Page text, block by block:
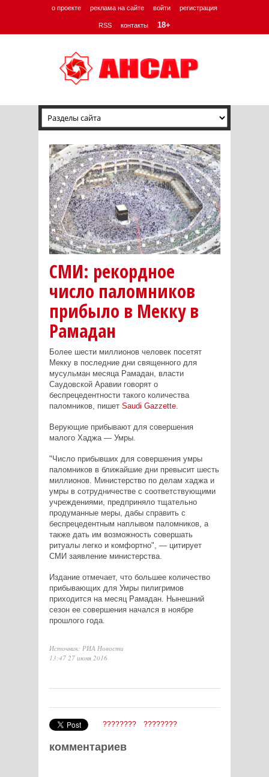
о проекте реклама на сайте войти регистрация
RSS контакты 18+
СМИ: рекордное
число паломников
прибыло в Мекку в
Рамадан
Более шести миллионов человек посетят
Мекку в последние дни священного для
мусульман месяца Рамадан, власти
Саудовской Аравии говорят о
беспрецедентности такого количества
паломников, пишет Saudi Gazzette.
Верующие прибывают для совершения
малого Хаджа — Умры.
"Число прибывших для совершения умры
паломников в ближайшие дни превысит шесть
миллионов. Министерство по делам хаджа и
умры в сотрудничестве с соответствующими
учреждениями, предприняло тщательно
продуманные меры, дабы справить с
беспрецедентным наплывом паломников, а
также дать им возможность совершать
ритуалы легко и комфортно", — цитирует
СМИ заявление министерства.
Издание отмечает, что большее количество
прибывающих для Умры пилигримов
приходится на месяц Рамадан. Нынешний
сезон ее совершения начался в ноябре
прошлого года.
Источник: РИА Новости
13:47 27 июня 2016
???????? ????????
комментариев